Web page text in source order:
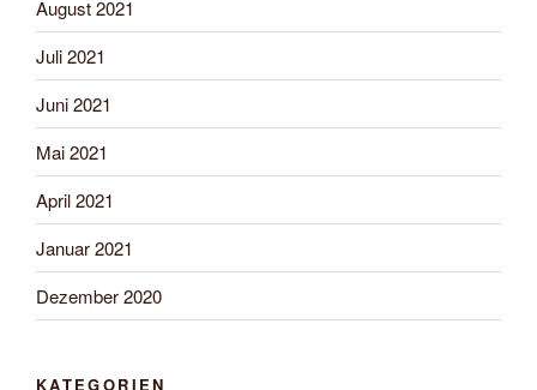
August 2021
Juli 2021
Juni 2021
Mai 2021
April 2021
Januar 2021
Dezember 2020
KATEGORIEN